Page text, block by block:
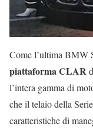
Come l’ultima BMW
piattaforma CLAR
l’intera gamma di
che il telaio della
caratteristiche di